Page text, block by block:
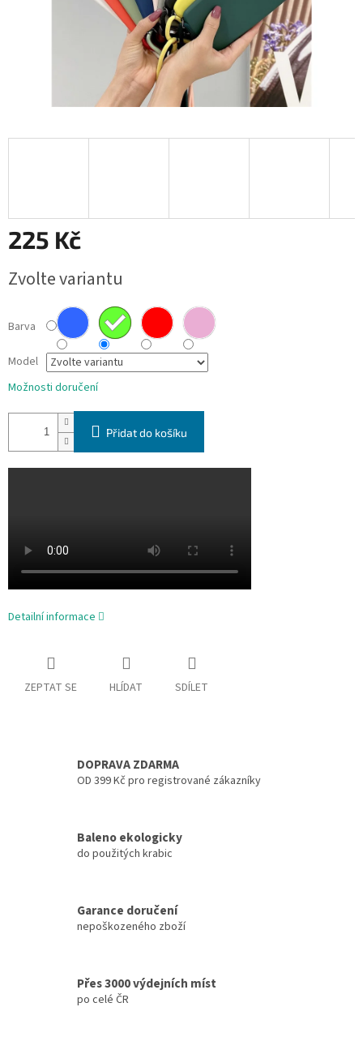
225 Kč
cena:
Zvolte variantu
Barva
Model
Možnosti doručení
Přidat do košíku
Detailní informace
ZEPTAT SE HLÍDAT SDÍLET
DOPRAVA ZDARMA
OD 399 Kč pro registrované zákazníky
Baleno ekologicky
do použitých krabic
Garance doručení
nepoškozeného zboží
Přes 3000 výdejních míst
po celé ČR